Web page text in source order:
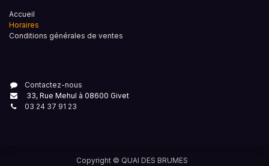
Accueil
Horaires
Conditions générales de ventes
Contactez-nous
33, Rue Mehul à 08600 Givet
03 24 37 91 23
Copyright © QUAI DES BRUMES